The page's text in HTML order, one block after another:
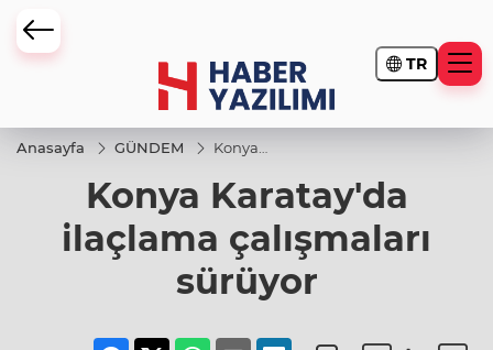
TR
Anasayfa GÜNDEM
Konya
ilaçlama
çalışmaları
Konya Karatay'da
ilaçlama çalışmaları
sürüyor